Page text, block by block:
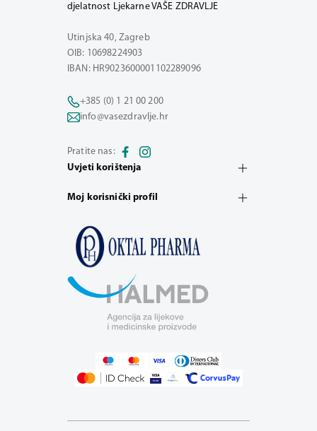
djelatnost Ljekarne VAŠE ZDRAVLJE
Utinjska 40, Zagreb
OIB: 10698224903
IBAN: HR9023600001102289096
+385 (0) 1 21 00 200
info@vasezdravlje.hr
Pratite nas:
Uvjeti korištenja
Moj korisnički profil